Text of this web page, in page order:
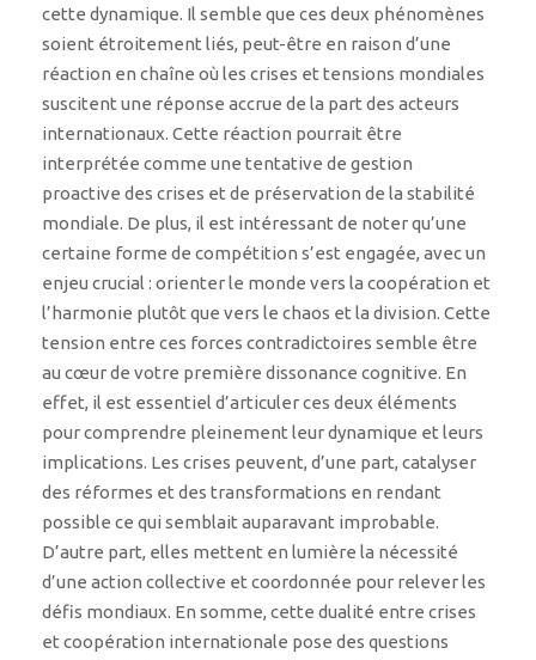
cette dynamique. Il semble que ces deux phénomènes
soient étroitement liés, peut-être en raison d’une
réaction en chaîne où les crises et tensions mondiales
suscitent une réponse accrue de la part des acteurs
internationaux. Cette réaction pourrait être
interprétée comme une tentative de gestion
proactive des crises et de préservation de la stabilité
mondiale. De plus, il est intéressant de noter qu’une
certaine forme de compétition s’est engagée, avec un
enjeu crucial : orienter le monde vers la coopération et
l’harmonie plutôt que vers le chaos et la division. Cette
tension entre ces forces contradictoires semble être
au cœur de votre première dissonance cognitive. En
effet, il est essentiel d’articuler ces deux éléments
pour comprendre pleinement leur dynamique et leurs
implications. Les crises peuvent, d’une part, catalyser
des réformes et des transformations en rendant
possible ce qui semblait auparavant improbable.
D’autre part, elles mettent en lumière la nécessité
d’une action collective et coordonnée pour relever les
défis mondiaux. En somme, cette dualité entre crises
et coopération internationale pose des questions